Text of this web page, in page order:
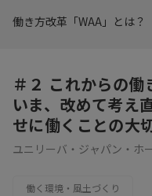
働き方改革「WAA」とは？
＃２ これからの働
いま、改めて考え
せに働くことの大
ユニリーバ・ジャパン・ホ
働く環境・風土づくり